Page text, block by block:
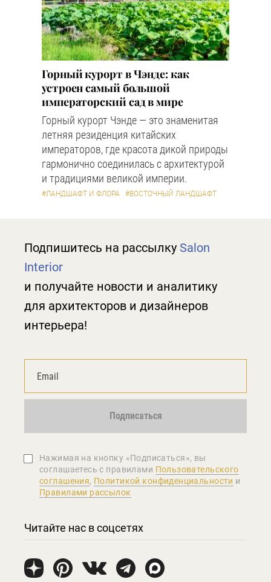
Горный курорт в Чэнде: как
устроен самый большой
императорский сад в мире
Горный курорт Чэнде — это знаменитая
летняя резиденция китайских
императоров, где красота дикой природы
гармонично соединилась с архитектурой
и традициями великой империи.
#ЛАНДШАФТ И ФЛОРА #ВОСТОЧНЫЙ ЛАНДШАФТ
Подпишитесь на рассылку Salon
Interior
и получайте новости и аналитику
для архитекторов и дизайнеров
интерьера!
Подписаться
Нажимая на кнопку «Подписаться», вы
соглашаетеcь с правилами Пользовательского
соглашения, Политикой конфиденциальности и
Правилами рассылок
Читайте нас в соцсетях